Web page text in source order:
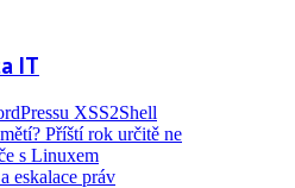
IT
XSS2Shell
Příští rok určitě ne
s Linuxem
eskalace práv